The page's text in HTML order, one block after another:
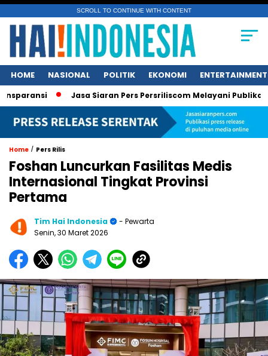
SCROLL TO CONTINUE WITH CONTENT
HOME NASIONAL POLITIK EKONOMI ENTERTAINMENT
Jasa Siaran Pers Persriliscom Melayani Publikasi ke
Home / Pers Rilis
Foshan Luncurkan Fasilitas Medis
Internasional Tingkat Provinsi
Pertama
Tim Hai Indonesia
- Pewarta
Senin, 30 Maret 2026